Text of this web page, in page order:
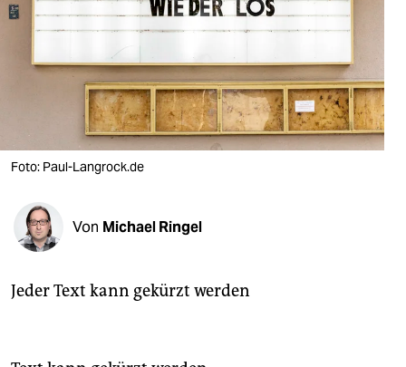
veranstaltungen
fragen & hilfe
abo
Foto: Paul-Langrock.de
Von Michael Ringel
Jeder Text kann gekürzt werden